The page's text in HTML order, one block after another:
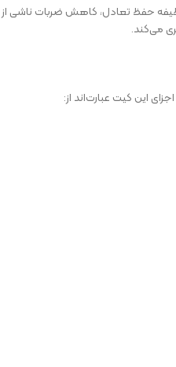
تعادل، کاهش ضربات ناشی از
می‌کند.
این کیت عبارت‌اند از: